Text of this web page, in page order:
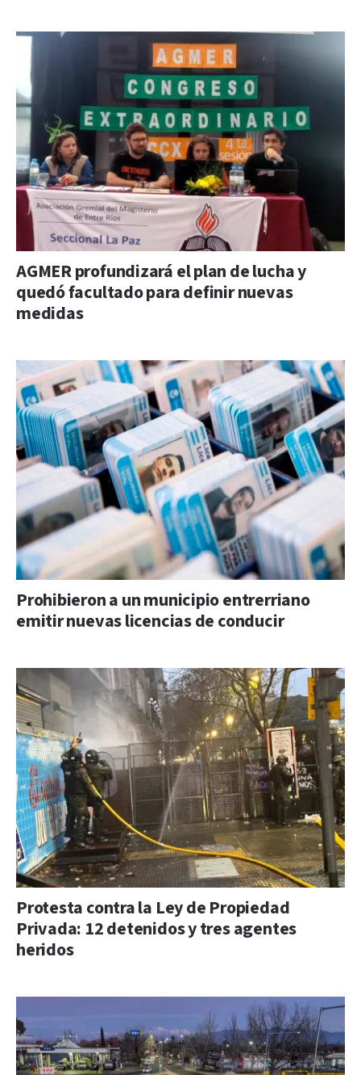
AGMER profundizará el plan de lucha y
quedó facultado para definir nuevas
medidas
Prohibieron a un municipio entrerriano
emitir nuevas licencias de conducir
Protesta contra la Ley de Propiedad
Privada: 12 detenidos y tres agentes
heridos